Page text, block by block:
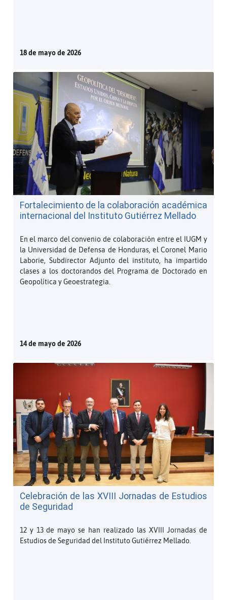
18 de mayo de 2026
Fortalecimiento de la colaboración académica
internacional del Instituto Gutiérrez Mellado
En el marco del convenio de colaboración entre el IUGM y
la Universidad de Defensa de Honduras, el Coronel Mario
Laborie, Subdirector Adjunto del instituto, ha impartido
clases a los doctorandos del Programa de Doctorado en
Geopolítica y Geoestrategia.
14 de mayo de 2026
Celebración de las XVIII Jornadas de Estudios
de Seguridad
12 y 13 de mayo se han realizado las XVIII Jornadas de
Estudios de Seguridad del Instituto Gutiérrez Mellado.